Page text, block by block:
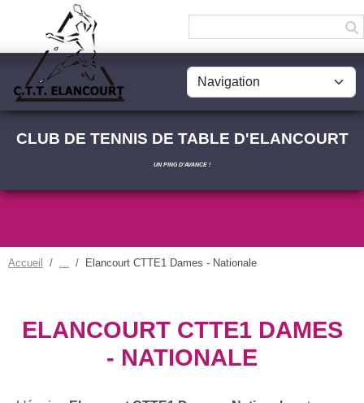
CLUB DE TENNIS DE TABLE D'ELANCOURT
UN PING D'AVANCE !
Accueil Elancourt CTTE1 Dames - Nationale
ELANCOURT CTTE1 DAMES
- NATIONALE
Panneau de gestion des cookies